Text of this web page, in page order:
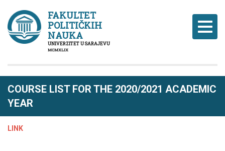
FAKULTET
POLITIČKIH
NAUKA
UNIVERZITET U SARAJEVU
MCMXLIX
COURSE LIST FOR THE 2020/2021 ACADEMIC
YEAR
LINK